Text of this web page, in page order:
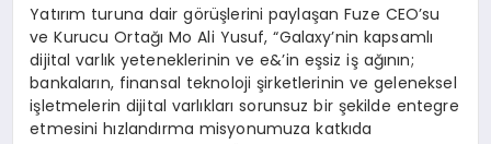
Yatırım turuna dair görüşlerini paylaşan Fuze CEO’su
ve Kurucu Ortağı Mo Ali Yusuf, “Galaxy’nin kapsamlı
dijital varlık yeteneklerinin ve e&’in eşsiz iş ağının;
bankaların, finansal teknoloji şirketlerinin ve geleneksel
işletmelerin dijital varlıkları sorunsuz bir şekilde entegre
etmesini hızlandırma misyonumuza katkıda